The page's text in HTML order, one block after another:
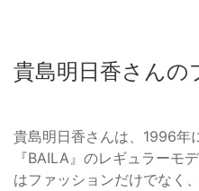
貴島明日香さんの
貴島明日香さんは、1996年
『BAILA』のレギュラーモ
はファッションだけでなく